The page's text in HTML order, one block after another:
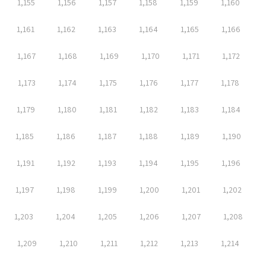
1,155 1,156 1,157 1,158 1,159 1,160
1,161 1,162 1,163 1,164 1,165 1,166
1,167 1,168 1,169 1,170 1,171 1,172
1,173 1,174 1,175 1,176 1,177 1,178
1,179 1,180 1,181 1,182 1,183 1,184
1,185 1,186 1,187 1,188 1,189 1,190
1,191 1,192 1,193 1,194 1,195 1,196
1,197 1,198 1,199 1,200 1,201 1,202
1,203 1,204 1,205 1,206 1,207 1,208
1,209 1,210 1,211 1,212 1,213 1,214